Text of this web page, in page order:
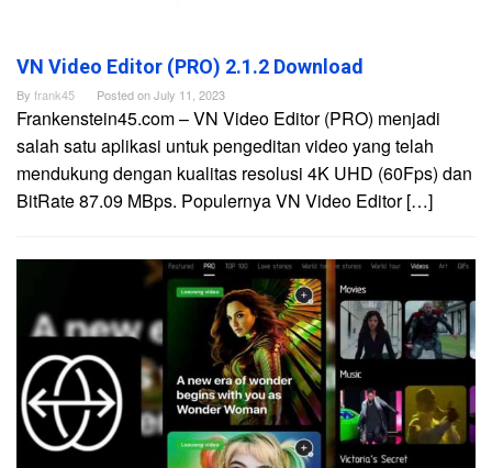
VN Video Editor (PRO) 2.1.2 Download
By frank45 Posted onJuly 11, 2023
Frankenstein45.com – VN Video Editor (PRO) menjadi
salah satu aplikasi untuk pengeditan video yang telah
mendukung dengan kualitas resolusi 4K UHD (60Fps) dan
BitRate 87.09 MBps. Populernya VN Video Editor […]